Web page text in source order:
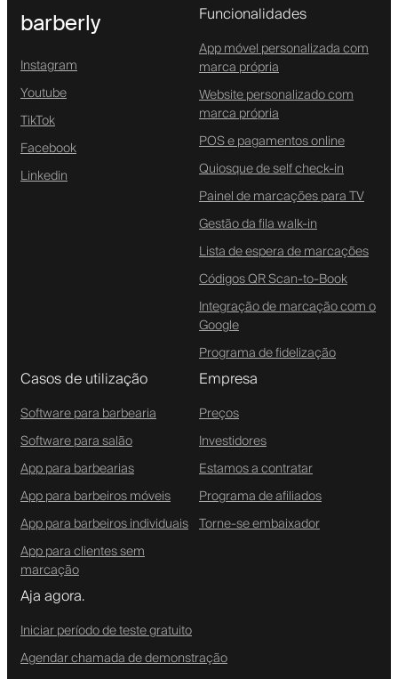
barberly
Instagram
Youtube
TikTok
Facebook
Linkedin
Funcionalidades
App móvel personalizada com
marca própria
Website personalizado com
marca própria
POS e pagamentos online
Quiosque de self check-in
Painel de marcações para TV
Gestão da fila walk-in
Lista de espera de marcações
Códigos QR Scan-to-Book
Integração de marcação com o
Google
Programa de fidelização
Casos de utilização
Software para barbearia
Software para salão
App para barbearias
App para barbeiros móveis
App para barbeiros individuais
App para clientes sem
marcação
Empresa
Preços
Investidores
Estamos a contratar
Programa de afiliados
Torne-se embaixador
Aja agora.
Iniciar período de teste gratuito
Agendar chamada de demonstração